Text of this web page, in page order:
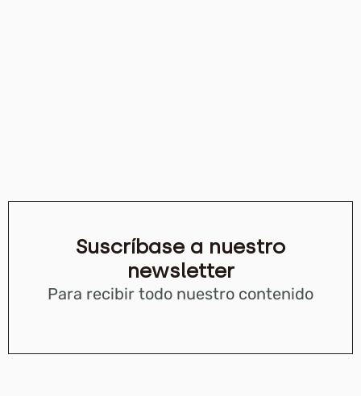
Suscríbase a nuestro
newsletter
Para recibir todo nuestro contenido